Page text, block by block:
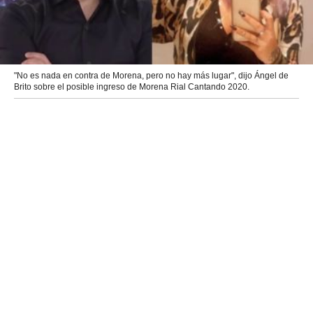
"No es nada en contra de Morena, pero no hay más lugar", dijo Ángel de
Brito sobre el posible ingreso de Morena Rial Cantando 2020.